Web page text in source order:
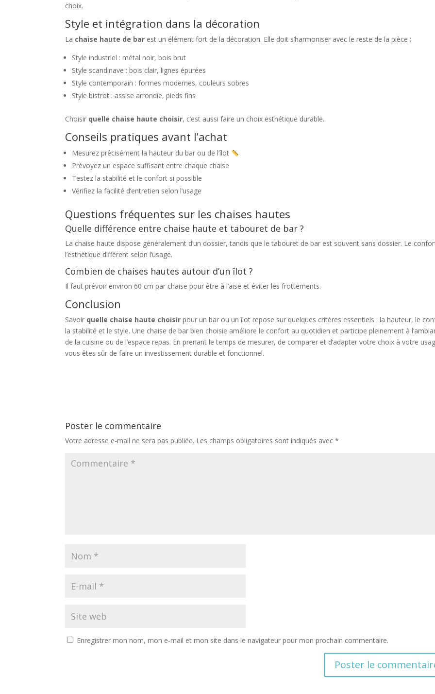
choix.
Style et intégration dans la décoration
La chaise haute de bar est un élément fort de la décoration. Elle doit s’harmoniser avec le reste de la pièce :
Style industriel : métal noir, bois brut
Style scandinave : bois clair, lignes épurées
Style contemporain : formes modernes, couleurs sobres
Style bistrot : assise arrondie, pieds fins
Choisir quelle chaise haute choisir, c’est aussi faire un choix esthétique durable.
Conseils pratiques avant l’achat
Mesurez précisément la hauteur du bar ou de l’îlot
Prévoyez un espace suffisant entre chaque chaise
Testez la stabilité et le confort si possible
Vérifiez la facilité d’entretien selon l’usage
Questions fréquentes sur les chaises hautes
Quelle différence entre chaise haute et tabouret de bar ?
La chaise haute dispose généralement d’un dossier, tandis que le tabouret de bar est souvent sans dossier. Le
l’esthétique diffèrent selon l’usage.
Combien de chaises hautes autour d’un îlot ?
Il faut prévoir environ 60 cm par chaise pour être à l’aise et éviter les frottements.
Conclusion
Savoir quelle chaise haute choisir pour un bar ou un îlot repose sur quelques critères essentiels : la hauteur, le
la stabilité et le style. Une chaise de bar bien choisie améliore le confort au quotidien et participe pleinement à
de la cuisine ou de l’espace repas. En prenant le temps de mesurer, de comparer et d’adapter votre choix à votre
vous êtes sûr de faire un investissement durable et fonctionnel.
Poster le commentaire
Votre adresse e-mail ne sera pas publiée. Les champs obligatoires sont indiqués avec*
Enregistrer mon nom, mon e-mail et mon site dans le navigateur pour mon prochain commentaire.